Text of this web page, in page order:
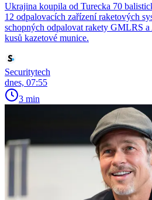
Ukrajina koupila od Turecka 70
12 odpalovacích zařízení raketových
schopných odpalovat rakety GMLRS
kusů kazetové munice.
Securitytech
dnes, 07:55
3 min